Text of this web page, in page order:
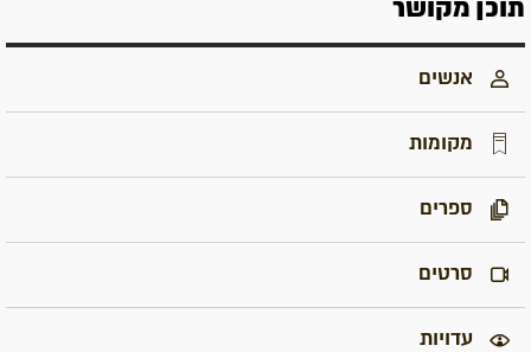
תוכן מקושר
אנשים
מקומות
ספרים
סרטים
עדויות